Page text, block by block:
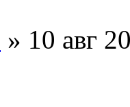
» 10 авг